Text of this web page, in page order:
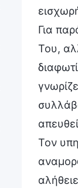
Για
Του,
Τον